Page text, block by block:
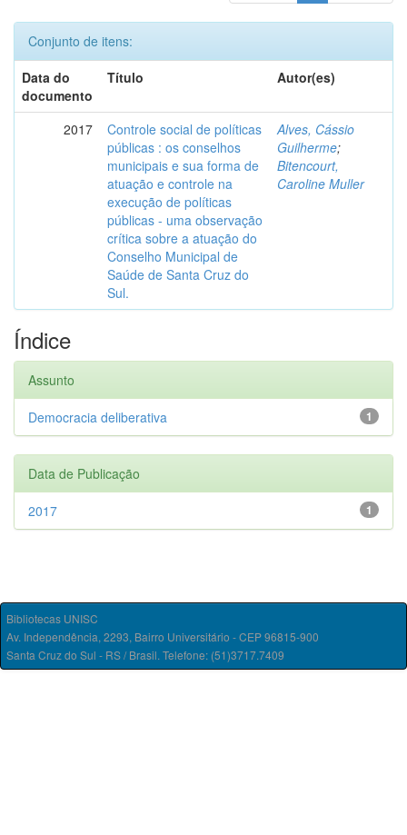
Conjunto de itens:
Data do
documento
Título Autor(es)
2017
Controle social de políticas
públicas : os conselhos
municipais e sua forma de
atuação e controle na
execução de políticas
públicas - uma observação
crítica sobre a atuação do
Conselho Municipal de
Saúde de Santa Cruz do
Sul.
Alves, Cássio
Guilherme;
Bitencourt,
Caroline Muller
Índice
Assunto
1
Democracia deliberativa
Data de Publicação
1
2017
Bibliotecas UNISC
Av. Independência, 2293, Bairro Universitário - CEP 96815-900
Santa Cruz do Sul - RS / Brasil. Telefone: (51)3717.7409